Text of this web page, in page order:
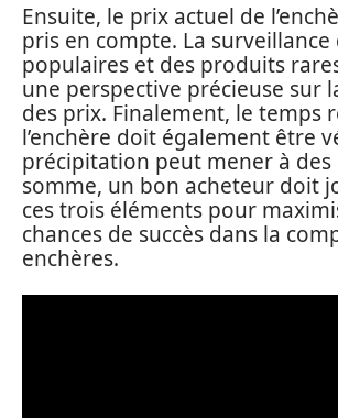
Ensuite, le prix actuel de
pris en compte. La surveillance
populaires et des produits
une perspective précieuse sur
des prix. Finalement, le temps
l’enchère doit également être
précipitation peut mener à des
somme, un bon acheteur doit
ces trois éléments pour
chances de succès dans la
enchères.